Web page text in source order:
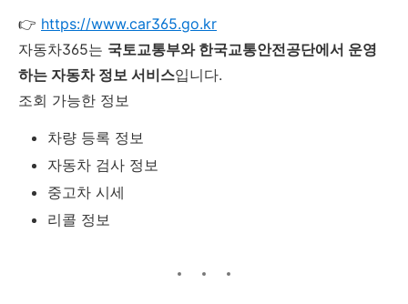
👉 https://www.car365.go.kr
자동차365는 국토교통부와 한국교통안전공단에서 운영
하는 자동차 정보 서비스입니다.
조회 가능한 정보
차량 등록 정보
자동차 검사 정보
중고차 시세
리콜 정보